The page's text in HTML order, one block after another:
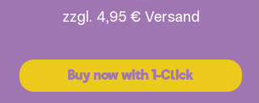
zzgl. 4,95 € Versand
Buy now with 1-Click